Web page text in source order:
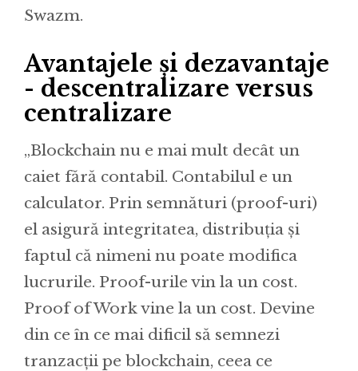
Swazm.
Avantajele și dezavantaje
- descentralizare versus
centralizare
„Blockchain nu e mai mult decât un
caiet fără contabil. Contabilul e un
calculator. Prin semnături (proof-uri)
el asigură integritatea, distribuția și
faptul că nimeni nu poate modifica
lucrurile. Proof-urile vin la un cost.
Proof of Work vine la un cost. Devine
din ce în ce mai dificil să semnezi
tranzacții pe blockchain, ceea ce